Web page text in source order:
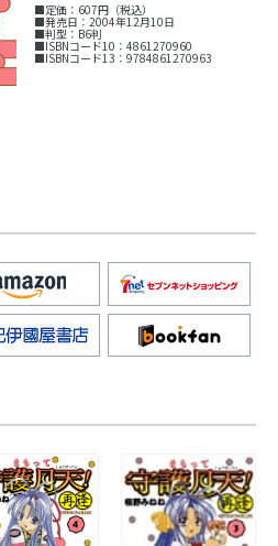
■定価：607円（税込）
■発売日：2004年12月10日
■判型：B6判
■ISBNコード10：4861270960
■ISBNコード13：9784861270963